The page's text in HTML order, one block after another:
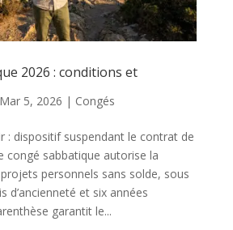
2026 : conditions et
Mar 5, 2026 | Congés
: dispositif suspendant le contrat de
congé sabbatique autorise la
personnels sans solde, sous
d’ancienneté et six années
garantit le...